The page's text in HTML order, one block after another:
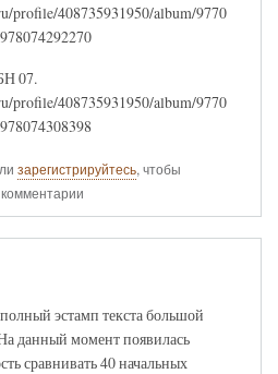
profile/408735931950/album/9770
07.
profile/408735931950/album/9770
зарегистрируйтесь, чтобы
эстамп текста большой
данный момент появилась
сравнивать 40 начальных